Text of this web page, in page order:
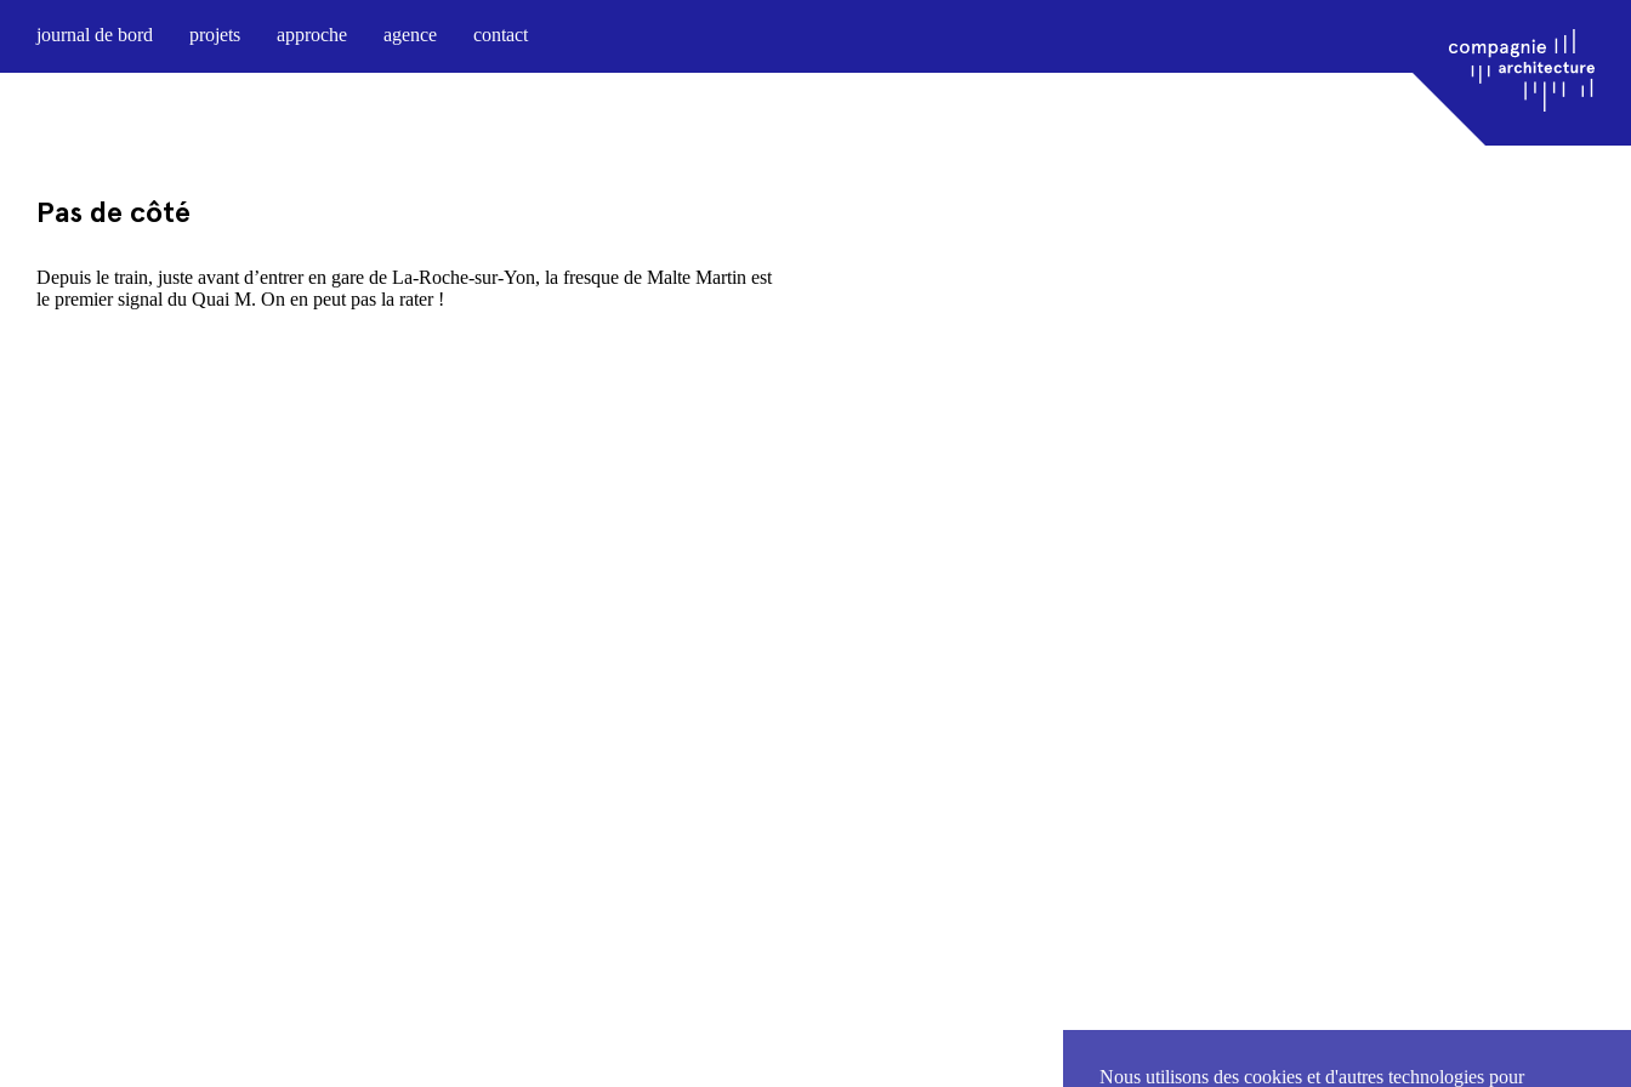
Nous utilisons des cookies et d'autres technologies pour
journal de bord projets approche agence contact
Pas de côté
Depuis le train, juste avant d’entrer en gare de La-Roche-sur-Yon, la fresque de Malte Martin est
le premier signal du Quai M. On en peut pas la rater !